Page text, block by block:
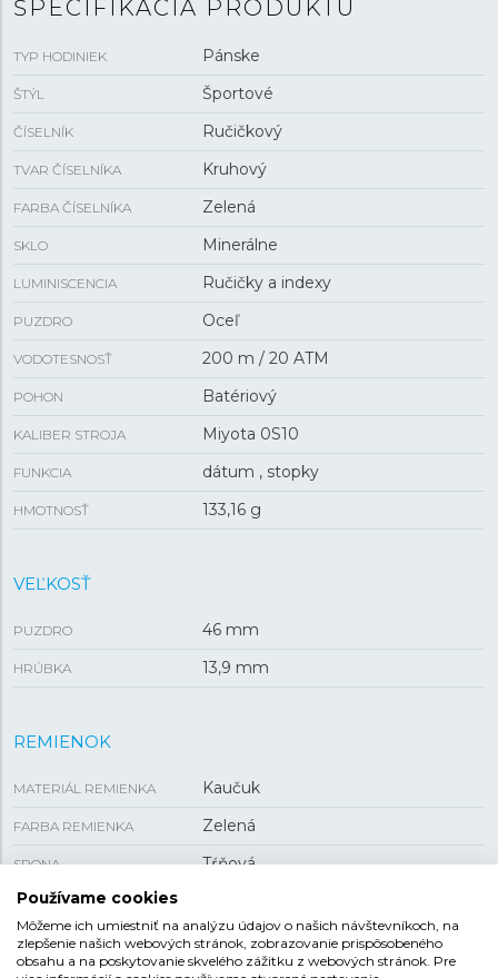
ŠPECIFIKÁCIA PRODUKTU
TYP HODINIEK Pánske
ŠTÝL Športové
ČÍSELNÍK Ručičkový
TVAR ČÍSELNÍKA Kruhový
FARBA ČÍSELNÍKA Zelená
SKLO Minerálne
LUMINISCENCIA Ručičky a indexy
PUZDRO Oceľ
VODOTESNOSŤ 200 m / 20 ATM
POHON Batériový
KALIBER STROJA Miyota 0S10
FUNKCIA dátum , stopky
HMOTNOSŤ 133,16 g
VEĽKOSŤ
PUZDRO 46 mm
HRÚBKA 13,9 mm
REMIENOK
MATERIÁL REMIENKA Kaučuk
FARBA REMIENKA Zelená
SPONA Tŕňová
ROZTEČ
Používame cookies
Môžeme ich umiestniť na analýzu údajov o našich návštevníkoch, na
zlepšenie našich webových stránok, zobrazovanie prispôsobeného
obsahu a na poskytovanie skvelého zážitku z webových stránok. Pre